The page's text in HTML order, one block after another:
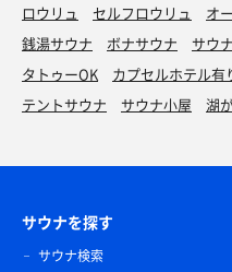
ロウリュ セルフロウリュ オ
銭湯サウナ
ボナサウナ サウ
タトゥーOK
カプセルホテル有
テントサウナ
サウナ小屋 湖
サウナを探す
サウナ検索